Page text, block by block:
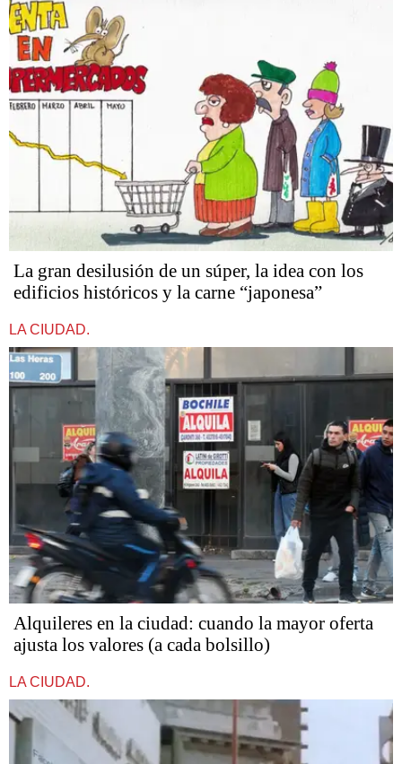
La gran desilusión de un súper, la idea con los
edificios históricos y la carne “japonesa”
LA CIUDAD.
Alquileres en la ciudad: cuando la mayor oferta
ajusta los valores (a cada bolsillo)
LA CIUDAD.